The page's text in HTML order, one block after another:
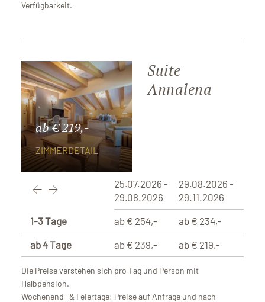
Verfügbarkeit.
ab € 219,-
ZIMMERDETAIL
Suite
Annalena
25.07.2026 -
29.08.2026
29.08.2026 -
29.11.2026
1-3 Tage
ab 4 Tage
ab € 254,-
ab € 239,-
ab € 234,-
ab € 219,-
Die Preise verstehen sich pro Tag und Person mit
Halbpension.
Wochenend- & Feiertage: Preise auf Anfrage und nach